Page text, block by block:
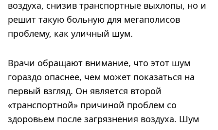
воздуха, снизив транспортные выхлопы, но и
решит такую больную для мегаполисов
проблему, как уличный шум.
Врачи обращают внимание, что этот шум
гораздо опаснее, чем может показаться на
первый взгляд. Он является второй
«транспортной» причиной проблем со
здоровьем после загрязнения воздуха. Шум